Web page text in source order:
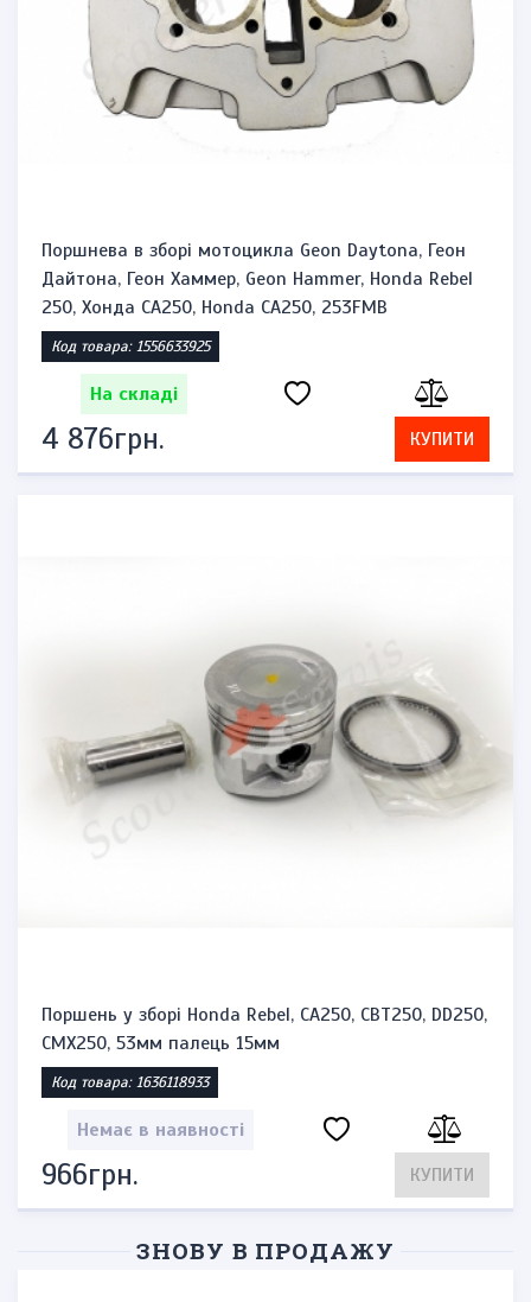
Поршнева в зборі мотоцикла Geon Daytona, Геон
Дайтона, Геон Хаммер, Geon Hammer, Honda Rebel
250, Хонда CA250, Honda CA250, 253FMB
Код товара: 1556633925
На складі
4 876грн. КУПИТИ
Поршень у зборі Honda Rebel, CA250, CBT250, DD250,
CMX250, 53мм палець 15мм
Код товара: 1636118933
Немає в наявності
966грн. КУПИТИ
ЗНОВУ В ПРОДАЖУ